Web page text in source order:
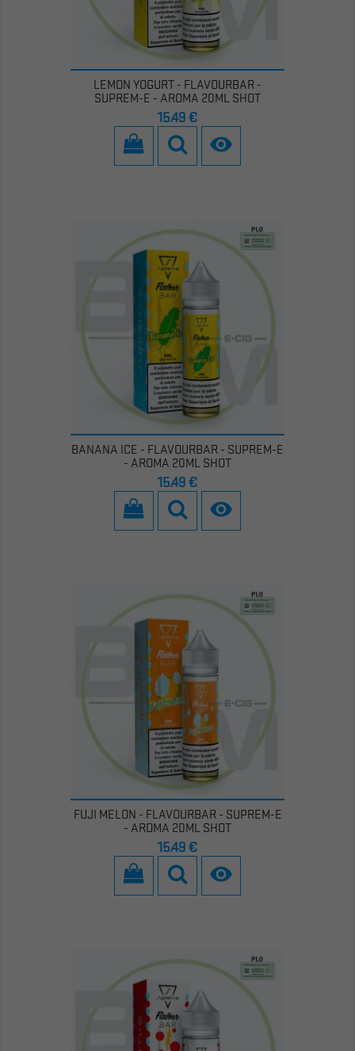
LEMON YOGURT - FLAVOURBAR -
SUPREM-E - AROMA 20ML SHOT
Prezzo
15,49 €

BANANA ICE - FLAVOURBAR - SUPREM-E
- AROMA 20ML SHOT
Prezzo
15,49 €

FUJI MELON - FLAVOURBAR - SUPREM-E
- AROMA 20ML SHOT
Prezzo
15,49 €
